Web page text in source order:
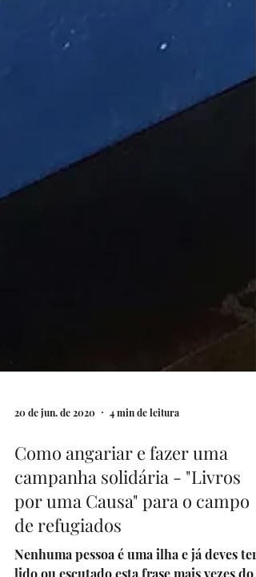
20 de jun. de 2020 4 min de leitura
Como angariar e fazer uma
campanha solidária - "Livros
por uma Causa" para o campo
de refugiados